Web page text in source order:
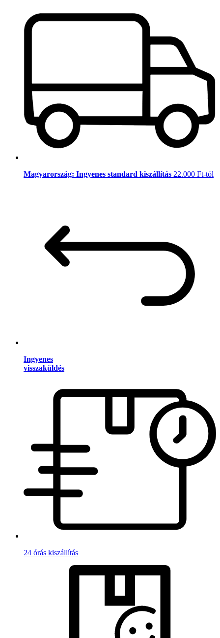
Magyarország: Ingyenes standard kiszállítás 22.000 Ft-tól
Ingyenes
visszaküldés
24 órás kiszállítás